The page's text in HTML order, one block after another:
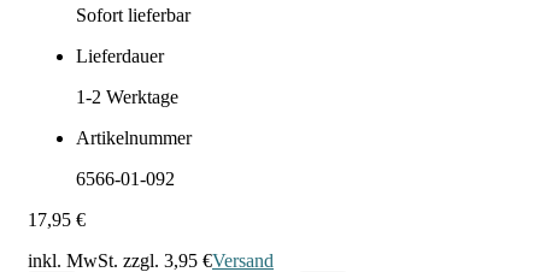
Sofort lieferbar
Lieferdauer
1-2 Werktage
Artikelnummer
6566-01-092
17,95 €
inkl. MwSt. zzgl. 3,95 €Versand